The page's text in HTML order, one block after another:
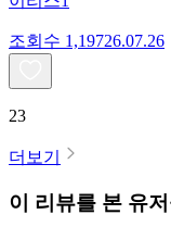
조회수 1,19726.07.26
23
더보기
이 리뷰를 본 유